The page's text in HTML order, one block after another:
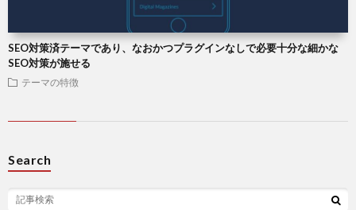
SEO対策済テーマであり、なおかつプラグインなしで必要十分な細かな
SEO対策が施せる
テーマの特徴
Search